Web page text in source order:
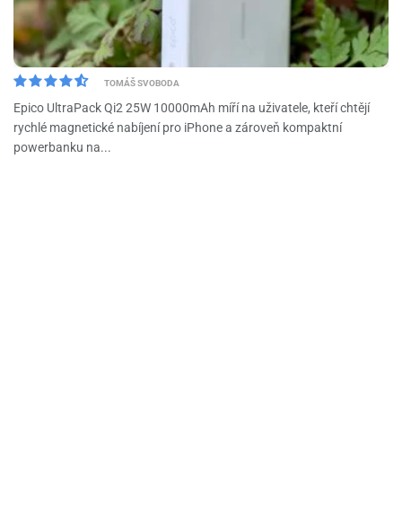
TOMÁŠ SVOBODA
Epico UltraPack Qi2 25W 10000mAh míří na uživatele, kteří chtějí
rychlé magnetické nabíjení pro iPhone a zároveň kompaktní
powerbanku na...